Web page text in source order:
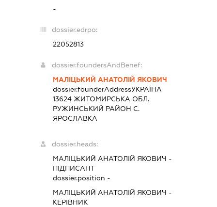
-
dossier.edrpo:
22052813
dossier.foundersAndBenef:
МАЛІЦЬКИЙ АНАТОЛІЙ ЯКОВИЧ
dossier.founderAddressУКРАЇНА
13624 ЖИТОМИРСЬКА ОБЛ.
РУЖИНСЬКИЙ РАЙОН С.
ЯРОСЛАВКА
dossier.heads:
МАЛІЦЬКИЙ АНАТОЛІЙ ЯКОВИЧ -
ПІДПИСАНТ
dossier.position -
МАЛІЦЬКИЙ АНАТОЛІЙ ЯКОВИЧ -
КЕРІВНИК